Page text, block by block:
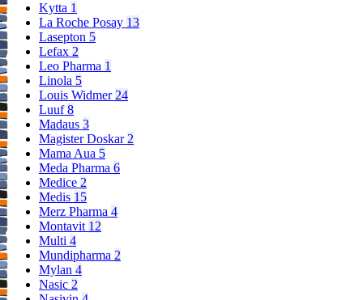
Kytta 1
La Roche Posay 13
Lasepton 5
Lefax 2
Leo Pharma 1
Linola 5
Louis Widmer 24
Luuf8
Madaus 3
Magister Doskar 2
Mama Aua 5
Meda Pharma 6
Medice 2
Medis 15
Merz Pharma 4
Montavit 12
Multi 4
Mundipharma 2
Mylan 4
Nasic 2